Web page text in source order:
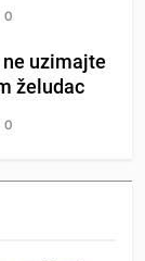
0
uzimajte
želudac
0